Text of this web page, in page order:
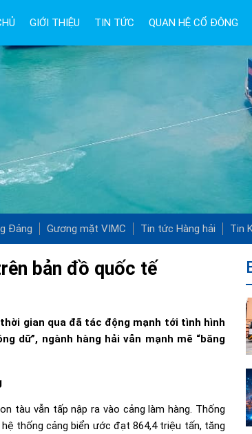
GIỚI THIỆU TIN TỨC QUAN HỆ CỔ ĐÔNG
Đảng Gương mặt VIMC Tin tức Hàng hải Tin
bản đồ quốc tế
gian qua đã tác động mạnh tới tình hình
dữ”, ngành hàng hải vẫn mạnh mẽ “băng
tàu vẫn tấp nập ra vào cảng làm hàng. Thống
thống cảng biển ước đạt 864,4 triệu tấn, tăng